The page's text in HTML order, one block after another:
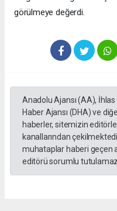
görülmeye değerdi.
Anadolu Ajansı (AA),
Haber Ajansı (DHA) ve
haberler, sitemizin
kanallarından
muhataplar haberi geçen
editörü sorumlu